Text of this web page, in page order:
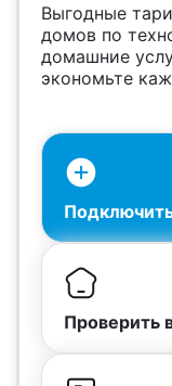
Новости
Выгодные
домов по
домашние
экономьте
Проверить